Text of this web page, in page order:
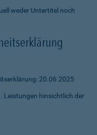
weder Untertitel noch
20.06.2025
Leistungen hinsichtlich der